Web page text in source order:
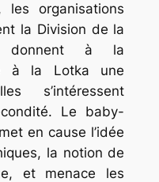
les organisations
la Division de la
donnent à la
à la Lotka une
s’intéressent
Le baby-
en cause l’idée
la notion de
et menace les